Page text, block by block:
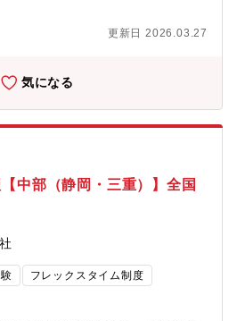
や住宅領域と互角に並ぶまでの事業成
医療・介護施設、工場などの施工管理
建築物に携われます。
更新日 2026.03.27
気になる
中部（静岡・三重）】全国
フレックスタイム制度